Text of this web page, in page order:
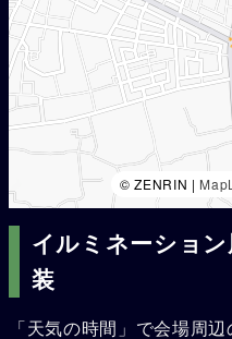
© ZENRIN |
イルミネーショ
装
「天気の時間」で会場周